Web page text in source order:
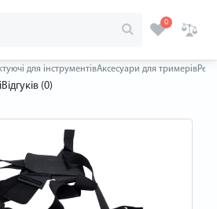
0
для інструментівАксесуари для тримерів
Відгуків (0)